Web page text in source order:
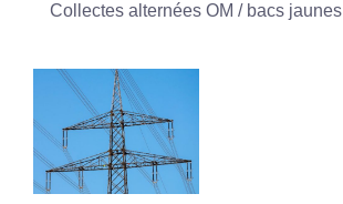
Collectes alternées OM / bacs jaunes